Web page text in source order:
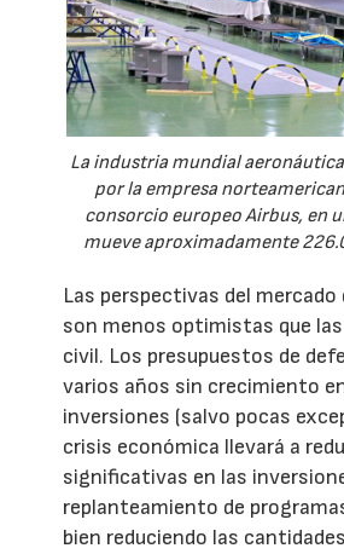
La industria mundial
por la empresa
consorcio europeo Airbus, en
mueve aproximadamente
Las perspectivas del mercado
son menos optimistas que
civil. Los presupuestos de
varios años sin crecimiento
inversiones (salvo pocas
crisis económica llevará a
significativas en las
replanteamiento de
bien reduciendo las